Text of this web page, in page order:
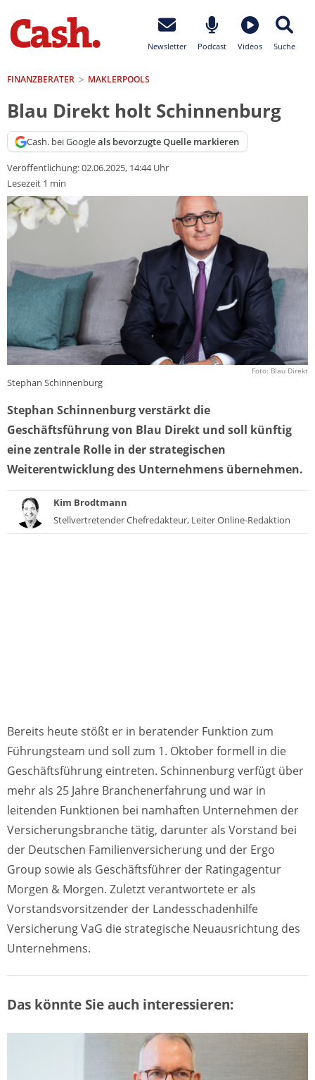
Newsletter Podcast Videos Suche
FINANZBERATER MAKLERPOOLS
Blau Direkt holt Schinnenburg
Cash. bei Googleals bevorzugte Quelle markieren
Veröffentlichung:02.06.2025, 14:44 Uhr
Lesezeit 1 min
Foto: Blau Direkt
Stephan Schinnenburg
Stephan Schinnenburg verstärkt die
Geschäftsführung von Blau Direkt und soll künftig
eine zentrale Rolle in der strategischen
Weiterentwicklung des Unternehmens übernehmen.
Kim Brodtmann
Stellvertretender Chefredakteur, Leiter Online-Redaktion
Bereits heute stößt er in beratender Funktion zum
Führungsteam und soll zum 1. Oktober formell in die
Geschäftsführung eintreten. Schinnenburg verfügt über
mehr als 25 Jahre Branchenerfahrung und war in
leitenden Funktionen bei namhaften Unternehmen der
Versicherungsbranche tätig, darunter als Vorstand bei
der Deutschen Familienversicherung und der Ergo
Group sowie als Geschäftsführer der Ratingagentur
Morgen & Morgen. Zuletzt verantwortete er als
Vorstandsvorsitzender der Landesschadenhilfe
Versicherung VaG die strategische Neuausrichtung des
Unternehmens.
Das könnte Sie auch interessieren: